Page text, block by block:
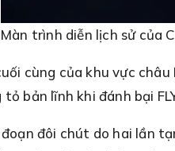
Màn trình diễn lịch sử của
cùng của khu vực
tỏ bản lĩnh khi đánh bại
đôi chút do hai lần